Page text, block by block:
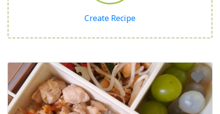
Create Recipe